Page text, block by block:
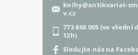
knihy@antikvariat-
v.cz
773 868 005 (ve všední
12h)
Sledujte nás na